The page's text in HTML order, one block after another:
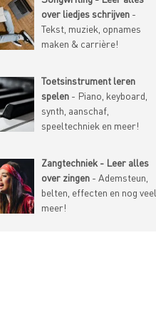
over liedjes schrijven -
Tekst, muziek, opnames
maken & carrière!
Toetsinstrument leren
spelen - Piano, keyboard,
synth, aanschaf,
speeltechniek en meer!
Zangtechniek - Leer alles
over zingen - Ademsteun,
belten, effecten en nog veel
meer!